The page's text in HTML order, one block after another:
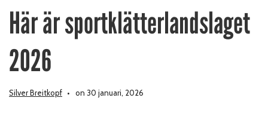
Här är sportklätterlandslaget
2026
Silver Breitkopf on 30 januari, 2026